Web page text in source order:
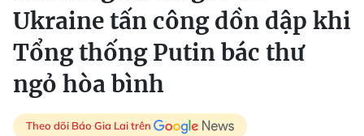
Ukraine tấn công dồn dập khi
Tổng thống Putin bác thư
ngỏ hòa bình
Theo dõi Báo Gia Lai trên